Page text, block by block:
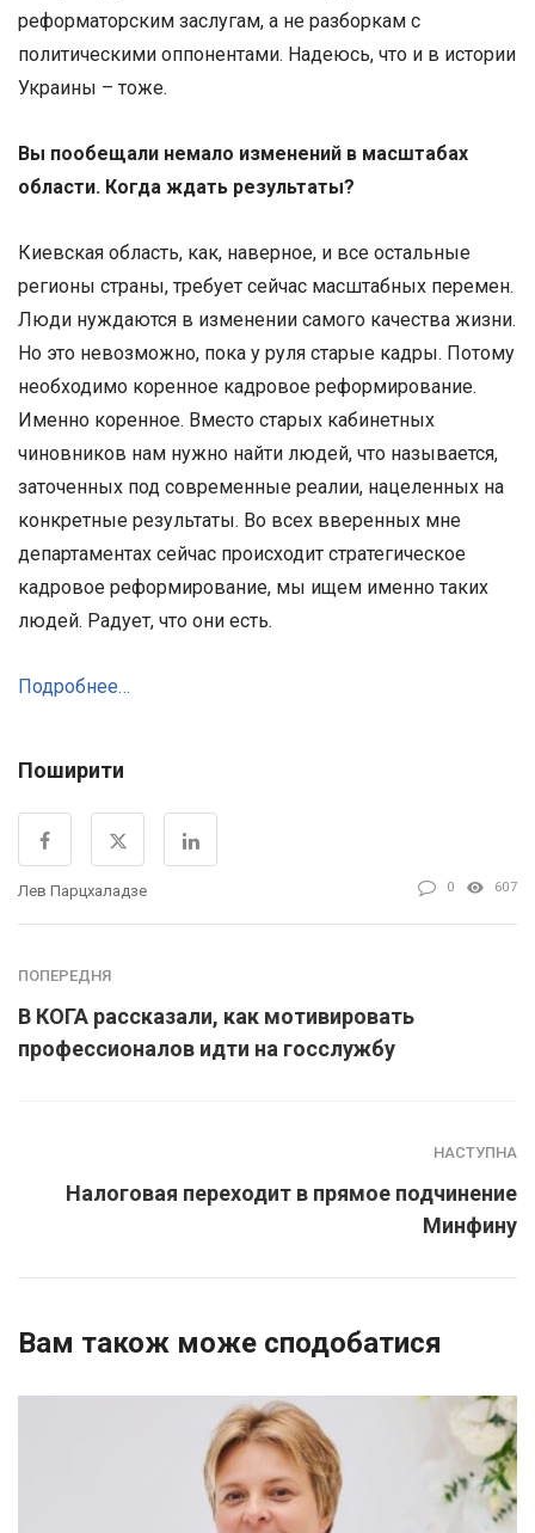
реформаторским заслугам, а не разборкам с
политическими оппонентами. Надеюсь, что и в истории
Украины – тоже.
Вы пообещали немало изменений в масштабах
области. Когда ждать результаты?
Киевская область, как, наверное, и все остальные
регионы страны, требует сейчас масштабных перемен.
Люди нуждаются в изменении самого качества жизни.
Но это невозможно, пока у руля старые кадры. Потому
необходимо коренное кадровое реформирование.
Именно коренное. Вместо старых кабинетных
чиновников нам нужно найти людей, что называется,
заточенных под современные реалии, нацеленных на
конкретные результаты. Во всех вверенных мне
департаментах сейчас происходит стратегическое
кадровое реформирование, мы ищем именно таких
людей. Радует, что они есть.
Подробнее…
Поширити
Лев Парцхаладзе 0 607
ПОПЕРЕДНЯ
В КОГА рассказали, как мотивировать
профессионалов идти на госслужбу
НАСТУПНА
Налоговая переходит в прямое подчинение
Минфину
Вам також може сподобатися